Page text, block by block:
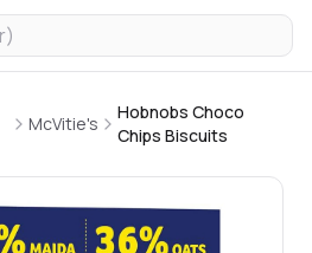
McVitie's
Hobnobs Choco
Chips Biscuits